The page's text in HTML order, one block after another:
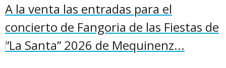
A la venta las entradas para el
concierto de Fangoria de las Fiestas de
“La Santa” 2026 de Mequinenz...